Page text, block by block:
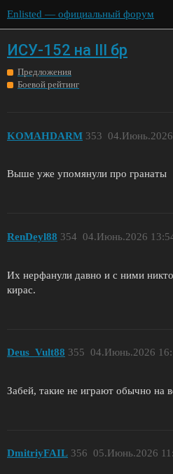
Enlisted — официальный форум
ИСУ-152 на III бр
Предложения
Боевой рейтинг
KOMAHDARM 353
Выше уже упомянули про гранаты
RenDeyl88 04.Июнь.2026
354
Их нерфанули давно и с ними
кирас.
Deus_Vult88 04.Июнь.2026
355
Забей, такие не играют обычно на
DmitriyFAIL 05.Июнь.2026
356